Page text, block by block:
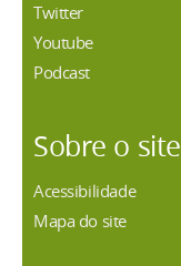
Twitter
Youtube
Podcast
Sobre o site
Acessibilidade
Mapa do site